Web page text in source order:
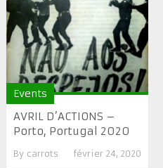
Events
AVRIL D’ACTIONS –
Porto, Portugal 2020
By carrots février 24, 2020